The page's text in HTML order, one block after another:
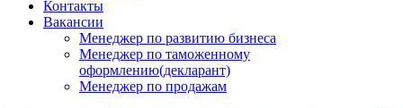
Контакты
Вакансии
Менеджер по развитию бизнеса
Менеджер по таможенному
оформлению(декларант)
Менеджер по продажам